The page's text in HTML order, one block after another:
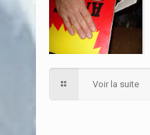
Voir la suite